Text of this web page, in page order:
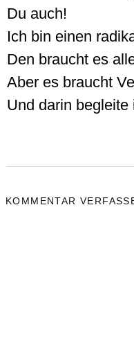
Du auch!
Ich bin einen
Den braucht es
Aber es braucht
Und darin begleite
KOMMENTAR